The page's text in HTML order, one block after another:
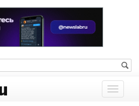
Показать
меню